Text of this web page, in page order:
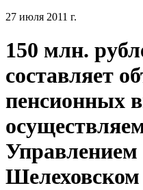
27 июля 2011 г.
150 млн.
составляет
пенсионных
Шелеховском